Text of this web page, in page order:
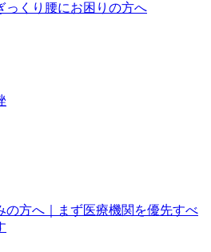
っくり腰にお困りの方へ
の方へ｜まず医療機関を優先すべ